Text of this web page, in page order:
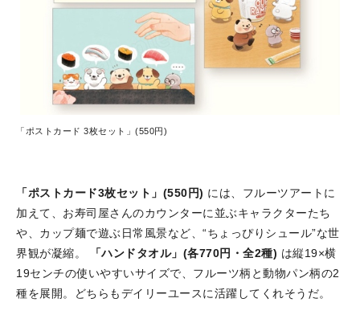
「ポストカード 3枚セット」(550円)
「ポストカード3枚セット」(550円) には、フルーツアートに
加えて、お寿司屋さんのカウンターに並ぶキャラクターたち
や、カップ麺で遊ぶ日常風景など、“ちょっぴりシュール”な世
界観が凝縮。
「ハンドタオル」(各770円・全2種) は縦19×横
19センチの使いやすいサイズで、フルーツ柄と動物パン柄の2
種を展開。どちらもデイリーユースに活躍してくれそうだ。